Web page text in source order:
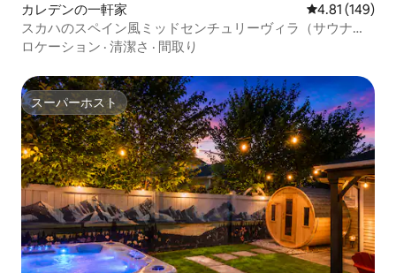
カレデンの一軒家 レビュー149
4.81 (149)
スカハのスペイン風ミッドセンチュリーヴィラ（サウナ付
き）
ロケーション · 清潔さ · 間取り
スーパーホスト
スーパーホスト